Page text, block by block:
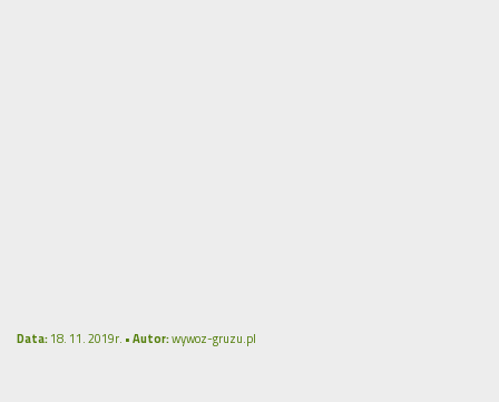
Data:18. 11. 2019r. •Autor:wywoz-gruzu.pl